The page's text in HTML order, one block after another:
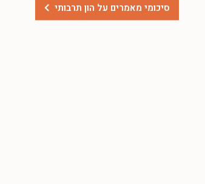
סיכומי מאמרים על הון תרבותי